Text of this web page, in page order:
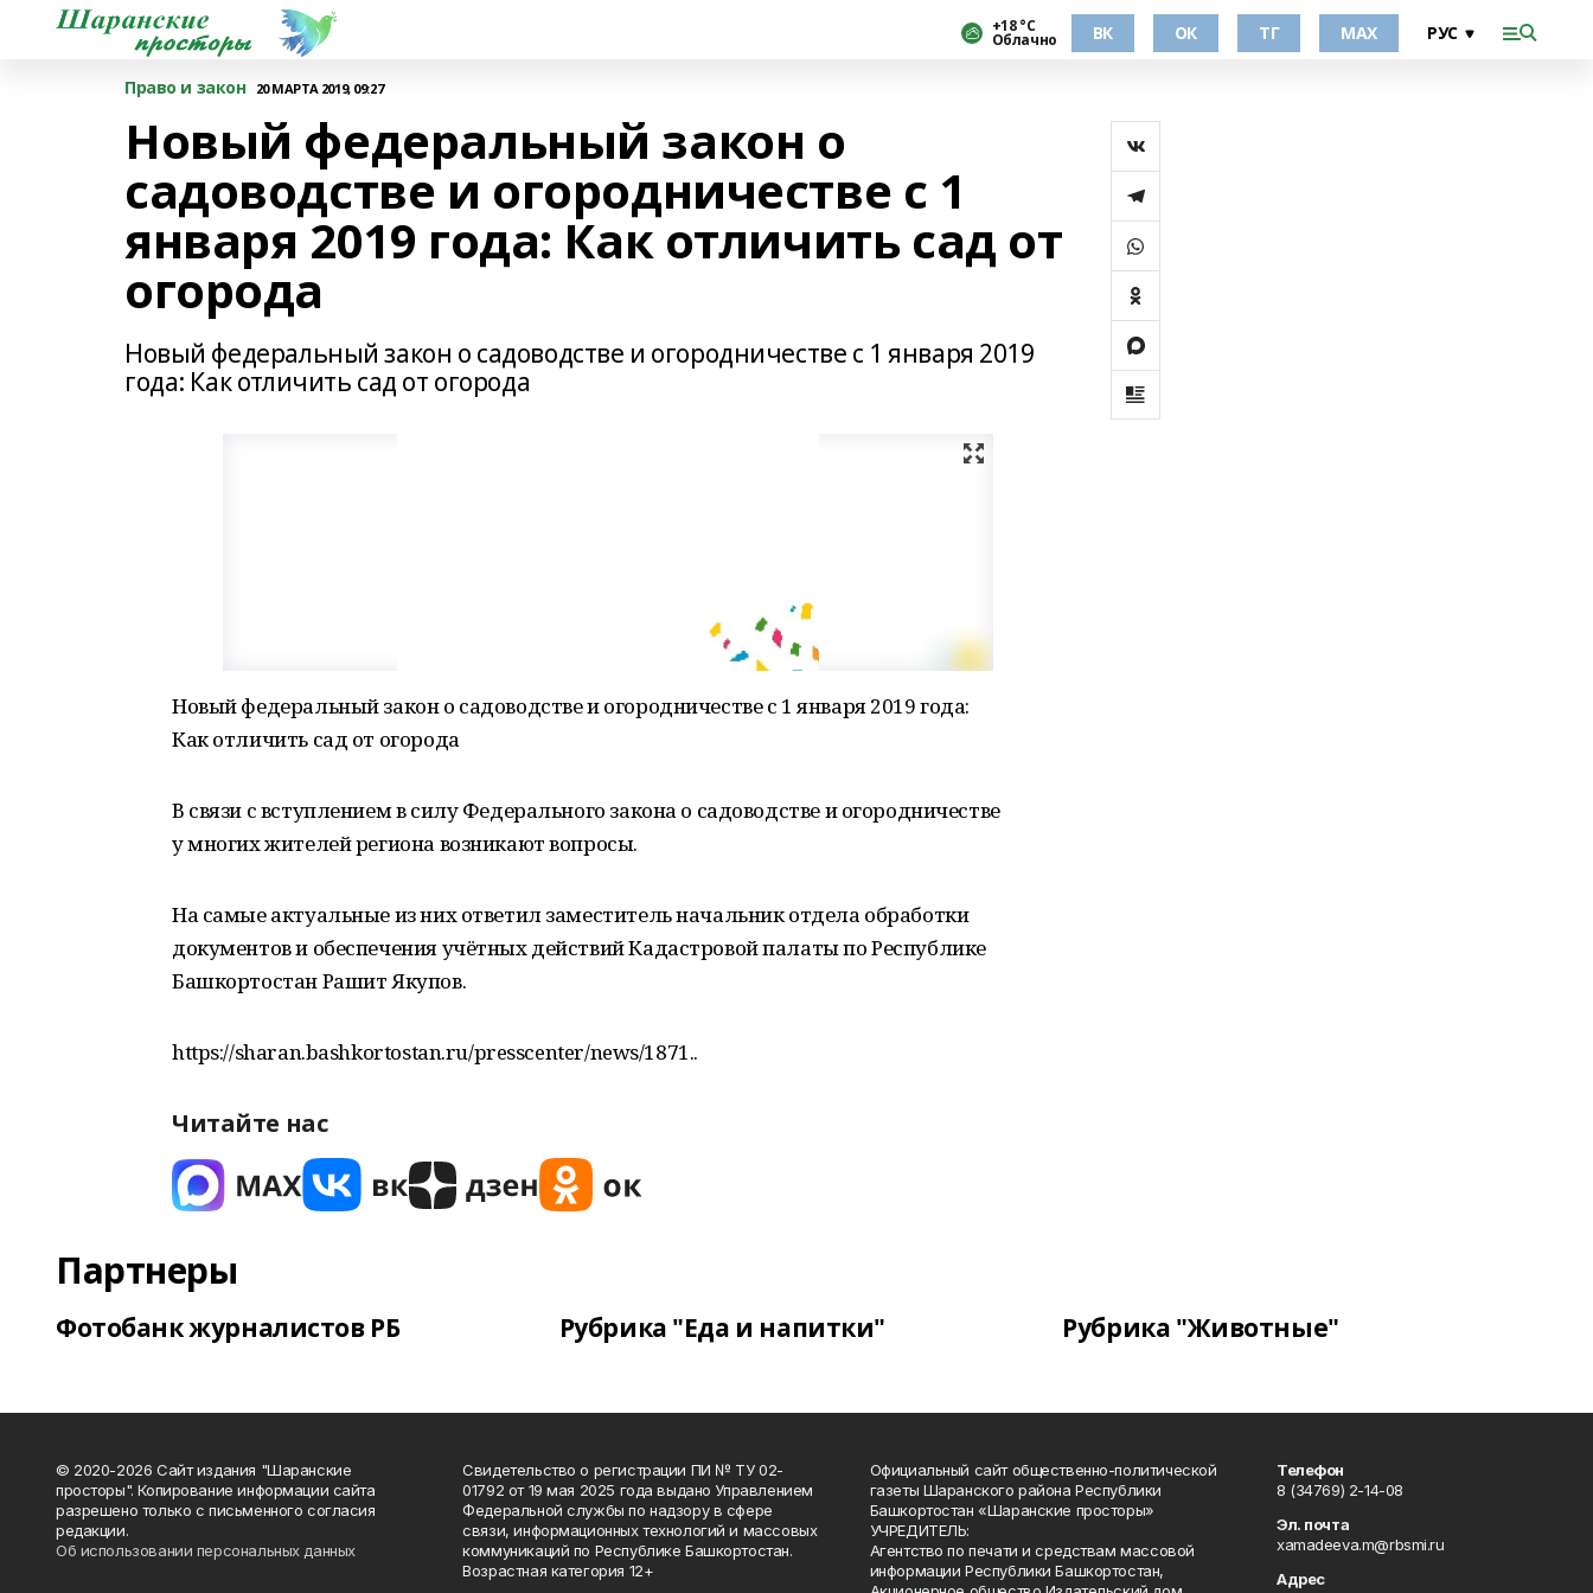
+18 °С
Облачно ВК ОК ТГ МАХ
Право и закон 20 МАРТА 2019, 09:27
Новый федеральный закон о
садоводстве и огородничестве с 1
января 2019 года: Как отличить сад от
огорода
Новый федеральный закон о садоводстве и огородничестве с 1 января 2019
года: Как отличить сад от огорода
Новый федеральный закон о садоводстве и огородничестве с 1 января 2019 года:
Как отличить сад от огорода
В связи с вступлением в силу Федерального закона о садоводстве и огородничестве
у многих жителей региона возникают вопросы.
На самые актуальные из них ответил заместитель начальник отдела обработки
документов и обеспечения учётных действий Кадастровой палаты по Республике
Башкортостан Рашит Якупов.
https://sharan.bashkortostan.ru/presscenter/news/1871..
Читайте нас
Партнеры
Фотобанк журналистов РБ Рубрика "Еда и напитки" Рубрика "Животные"
© 2020-2026 Сайт издания "Шаранские
просторы". Копирование информации сайта
разрешено только с письменного согласия
редакции.
Об использовании персональных данных
Свидетельство о регистрации ПИ № ТУ 02-
01792 от 19 мая 2025 года выдано Управлением
Федеральной службы по надзору в сфере
связи, информационных технологий и массовых
коммуникаций по Республике Башкортостан.
Возрастная категория 12+
Официальный сайт общественно-политической
газеты Шаранского района Республики
Башкортостан «Шаранские просторы»
УЧРЕДИТЕЛЬ:
Агентство по печати и средствам массовой
информации Республики Башкортостан,
Телефон
8 (34769) 2-14-08
Эл. почта
xamadeeva.m@rbsmi.ru
Адрес